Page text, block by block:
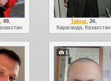
,49 Talgat, 26,
Караганда, Казахстан
1